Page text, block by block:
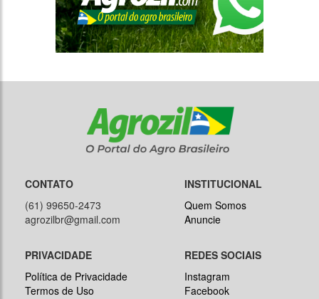
CONTATO
(61) 99650-2473
agrozilbr@gmail.com
INSTITUCIONAL
Quem Somos
Anuncie
PRIVACIDADE
Política de Privacidade
Termos de Uso
REDES SOCIAIS
Instagram
Facebook